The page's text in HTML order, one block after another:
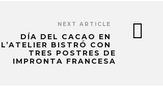
NEXT ARTICLE
DÍA DEL CACAO EN
L’ATELIER BISTRÓ CON
TRES POSTRES DE
IMPRONTA FRANCESA